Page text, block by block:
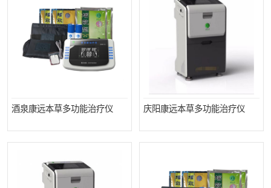
酒泉康远本草多功能治疗仪 庆阳康远本草多功能治疗仪